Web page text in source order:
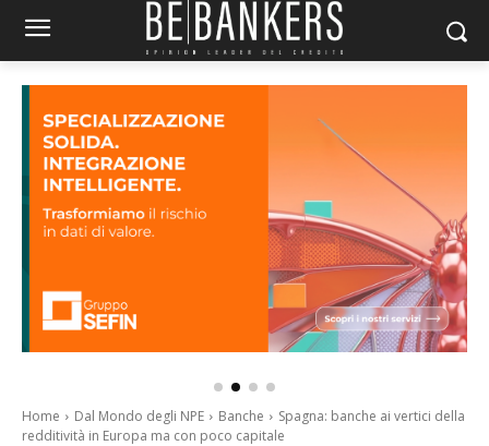
Home Dal Mondo degli NPE Banche
Spagna: banche ai vertici della
redditività in Europa ma con poco capitale